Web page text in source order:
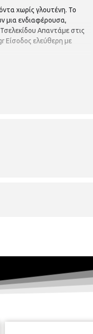
χωρίς γλουτένη. Το
μια ενδιαφέρουσα,
Απαντάμε στις
Είσοδος ελεύθερη με